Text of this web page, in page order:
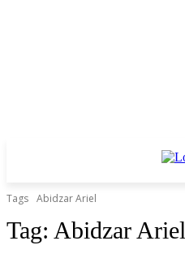
Tags Abidzar Ariel
Tag: Abidzar Ariel